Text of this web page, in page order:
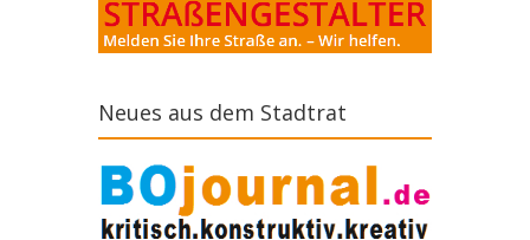
Neues aus dem Stadtrat